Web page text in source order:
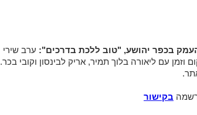
ערב שירי
וזמן עם ליאורה בלוך תמיר, אריק לבינסון וקובי בכר.
בקישור